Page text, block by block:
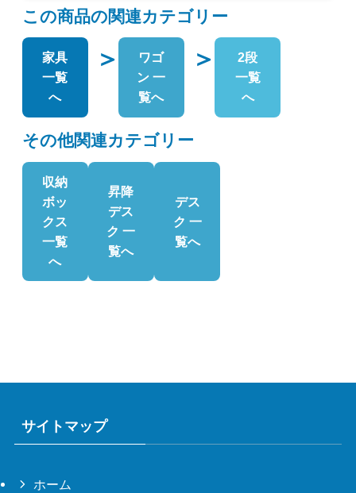
この商品の関連カテゴリー
家具
一覧
へ
＞
ワゴ
ン 一
覧へ
＞
2段
一覧
へ
その他関連カテゴリー
収納
ボッ
クス
一覧
へ
昇降
デス
ク 一
覧へ
デス
ク 一
覧へ
サイトマップ
ホーム